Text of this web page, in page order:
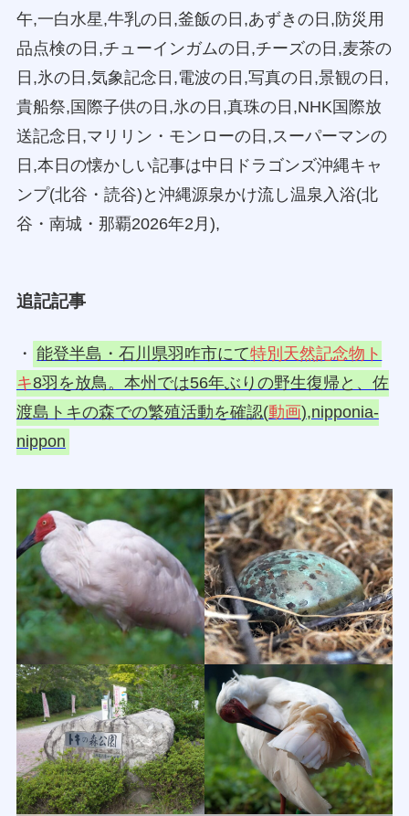
午,一白水星,牛乳の日,釜飯の日,あずきの日,防災用
品点検の日,チューインガムの日,チーズの日,麦茶の
日,氷の日,気象記念日,電波の日,写真の日,景観の日,
貴船祭,国際子供の日,氷の日,真珠の日,NHK国際放
送記念日,マリリン・モンローの日,スーパーマンの
日,本日の懐かしい記事は中日ドラゴンズ沖縄キャ
ンプ(北谷・読谷)と沖縄源泉かけ流し温泉入浴(北
谷・南城・那覇2026年2月),
追記記事
・ 能登半島・石川県羽咋市にて特別天然記念物ト
キ8羽を放鳥。本州では56年ぶりの野生復帰と、佐
渡島トキの森での繁殖活動を確認(動画),nipponia-
nippon